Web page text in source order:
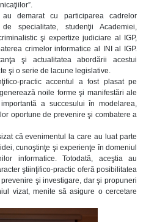
demarat cu participarea cadrelor
specialitate, studenţii Academiei,
şi expertize judiciare al IGP,
crimelor informatice al INI al IGP.
şi actualitatea abordării acestui
şi o serie de lacune legislative.
practic accentul a fost plasat pe
noile forme şi manifestări ale
a succesului în modelarea,
oportune de prevenire şi combatere a
că evenimentul la care au luat parte
cunoştinţe şi experienţe în domeniul
informatice. Totodată, aceştia au
ştiinţifico-practic oferă posibilitatea
şi investigare, dar şi propuneri
vizat, menite să asigure o cercetare